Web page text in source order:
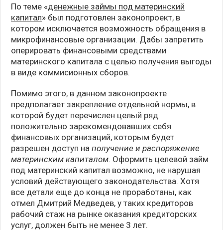
По теме «денежные займы под материнский
капитал» был подготовлен законопроект, в
котором исключается возможность обращения в
микрофинансовые организации. Дабы запретить
оперировать финансовыми средствами
материнского капитала с целью получения выгоды
в виде коммисионных сборов.
Помимо этого, в данном законопроекте
предполагает закрепление отдельной нормы, в
которой будет перечислен целый ряд
положительно зарекомендовавших себя
финансовых организаций, которым будет
разрешен доступ наполучение и распоряжение
материнским капиталом. Оформить целевой займ
под материнский капитал возможно, не нарушая
условий действующего законодательства. Хотя
все детали еще до конца не проработаны, как
отмел Дмитрий Медведев, у таких кредиторов
рабочий стаж на рынке оказания кредиторских
услуг, должен быть не менее 3 лет.